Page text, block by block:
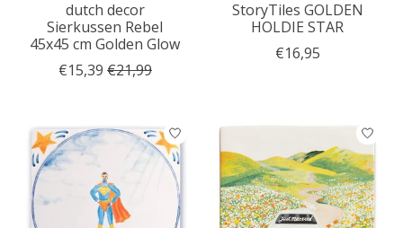
dutch decor
Sierkussen Rebel
45x45 cm Golden Glow
€15,39 €21,99
StoryTiles GOLDEN
HOLDIE STAR
€16,95